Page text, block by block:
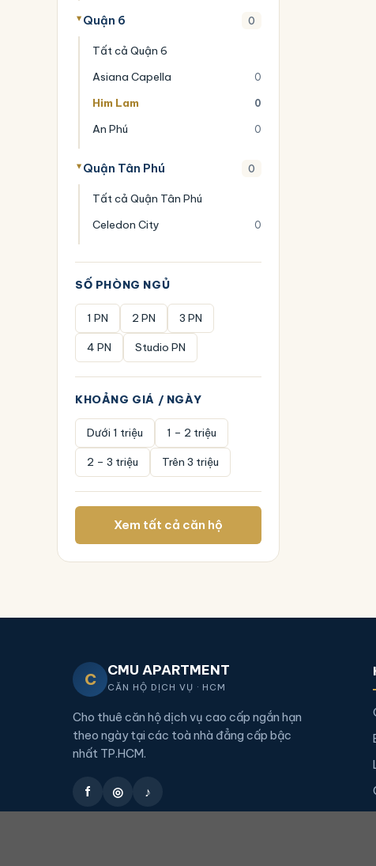
Quận 6 0
Tất cả Quận 6
Asiana Capella
0
Him Lam 0
An Phú 0
Quận Tân Phú 0
Tất cả Quận Tân Phú
Celedon City
0
SỐ PHÒNG NGỦ
1 PN 2 PN 3 PN
4 PN Studio PN
KHOẢNG GIÁ / NGÀY
Dưới 1 triệu 1 – 2 triệu
2 – 3 triệu Trên 3 triệu
Xem tất cả căn hộ
C CMU APARTMENT
CĂN HỘ DỊCH VỤ · HCM
Cho thuê căn hộ dịch vụ cao cấp ngắn hạn
theo ngày tại các toà nhà đẳng cấp bậc
nhất TP.HCM.
f ◎ ♪